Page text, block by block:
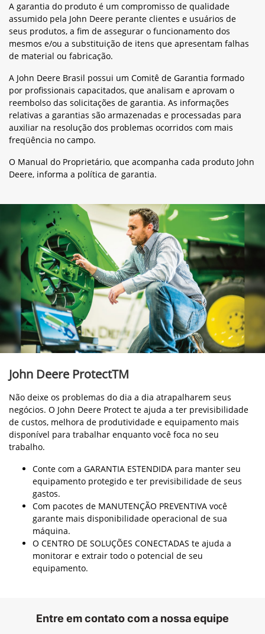
A garantia do produto é um compromisso de qualidade
assumido pela John Deere perante clientes e usuários de
seus produtos, a fim de assegurar o funcionamento dos
mesmos e/ou a substituição de itens que apresentam falhas
de material ou fabricação.
A John Deere Brasil possui um Comitê de Garantia formado
por profissionais capacitados, que analisam e aprovam o
reembolso das solicitações de garantia. As informações
relativas a garantias são armazenadas e processadas para
auxiliar na resolução dos problemas ocorridos com mais
freqüência no campo.
O Manual do Proprietário, que acompanha cada produto John
Deere, informa a política de garantia.
John Deere ProtectTM
Não deixe os problemas do dia a dia atrapalharem seus
negócios. O John Deere Protect te ajuda a ter previsibilidade
de custos, melhora de produtividade e equipamento mais
disponível para trabalhar enquanto você foca no seu
trabalho.
Conte com a GARANTIA ESTENDIDA para manter seu
equipamento protegido e ter previsibilidade de seus
gastos.
Com pacotes de MANUTENÇÃO PREVENTIVA você
garante mais disponibilidade operacional de sua
máquina.
O CENTRO DE SOLUÇÕES CONECTADAS te ajuda a
monitorar e extrair todo o potencial de seu
equipamento.
Entre em contato com a nossa equipe